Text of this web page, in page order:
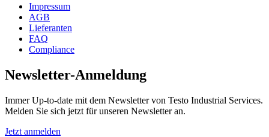
Impressum
AGB
Lieferanten
FAQ
Compliance
Newsletter-Anmeldung
Immer Up-to-date mit dem Newsletter von Testo Industrial Services.
Melden Sie sich jetzt für unseren Newsletter an.
Jetzt anmelden